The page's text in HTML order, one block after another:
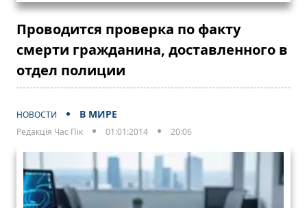
Проводится проверка по факту
смерти гражданина, доставленного в
отдел полиции
НОВОСТИ В МИРЕ
Редакція Час Пік 01:01:2014 20:06